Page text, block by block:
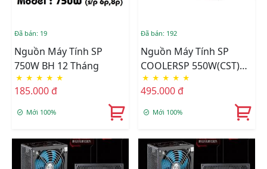
Đã bán: 19
Nguồn Máy Tính SP
750W BH 12 Tháng
★ ★ ★ ★ ★
185.000 đ
Mới 100%
Đã bán: 192
Nguồn Máy Tính SP
COOLERSP 550W(CST)
(FAN 12CM)
★ ★ ★ ★ ★
495.000 đ
Mới 100%